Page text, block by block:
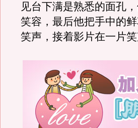
见台下满是熟悉的面孔
笑容，最后他把手中的
笑声，接着影片在一片